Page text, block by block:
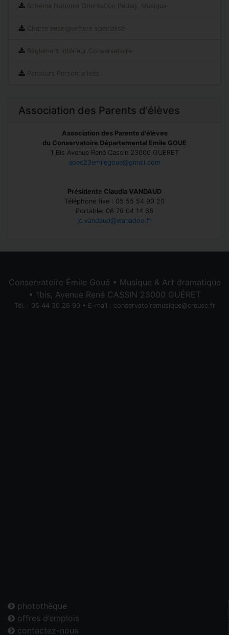
Schéma National Orientation Pédag. Musique
Charte enseignement spécialisé
Règlement intérieur Conservatoire
Parcours Personnalisés
Association des Parents d'élèves
Association des Parents d'élèves
du Conservatoire Départemental Emile GOUE
1 Bis Avenue René Cassin 23000 GUERET
apec23emilegoue@gmail.com
Présidente Claudia VANDAUD
Téléphone fixe : 05 55 54 90 20
Portable: 06 79 04 14 68
jc.vandaud@wanadoo.fr
Conservatoire Émile Goué • Musique & Art dramatique
• 1bis, Avenue René CASSIN 23000 GUÉRET
Tél. : 05 44 30 26 90 • E-mail : conservatoiremusique@creuse.fr
photothèque
offres d’emplois
contactez-nous